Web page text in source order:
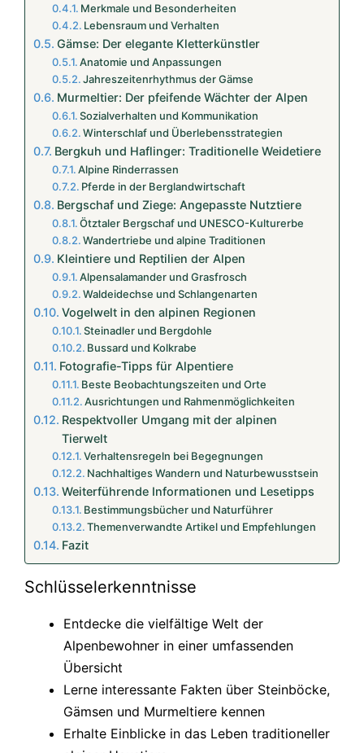
Merkmale und Besonderheiten
Lebensraum und Verhalten
Gämse: Der elegante Kletterkünstler
Anatomie und Anpassungen
Jahreszeitenrhythmus der Gämse
Murmeltier: Der pfeifende Wächter der Alpen
Sozialverhalten und Kommunikation
Winterschlaf und Überlebensstrategien
Bergkuh und Haflinger: Traditionelle Weidetiere
Alpine Rinderrassen
Pferde in der Berglandwirtschaft
Bergschaf und Ziege: Angepasste Nutztiere
Ötztaler Bergschaf und UNESCO-Kulturerbe
Wandertriebe und alpine Traditionen
Kleintiere und Reptilien der Alpen
Alpensalamander und Grasfrosch
Waldeidechse und Schlangenarten
Vogelwelt in den alpinen Regionen
Steinadler und Bergdohle
Bussard und Kolkrabe
Fotografie-Tipps für Alpentiere
Beste Beobachtungszeiten und Orte
Ausrichtungen und Rahmenmöglichkeiten
Respektvoller Umgang mit der alpinen
Tierwelt
Verhaltensregeln bei Begegnungen
Nachhaltiges Wandern und Naturbewusstsein
Weiterführende Informationen und Lesetipps
Bestimmungsbücher und Naturführer
Themenverwandte Artikel und Empfehlungen
Fazit
Schlüsselerkenntnisse
Entdecke die vielfältige Welt der
Alpenbewohner in einer umfassenden
Übersicht
Lerne interessante Fakten über Steinböcke,
Gämsen und Murmeltiere kennen
Erhalte Einblicke in das Leben traditioneller